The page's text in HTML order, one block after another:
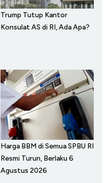
Trump Tutup Kantor
Konsulat AS di RI, Ada Apa?
Harga BBM di Semua SPBU RI
Resmi Turun, Berlaku 6
Agustus 2026